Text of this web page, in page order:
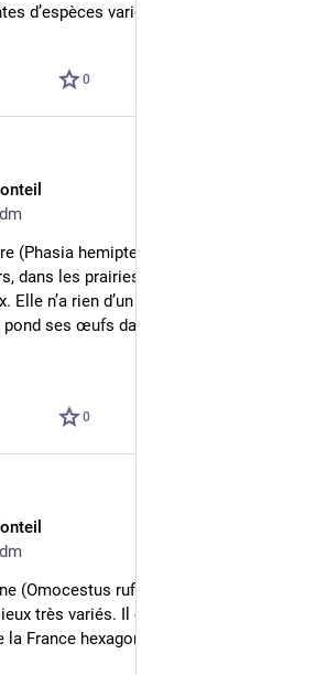
d’espèces variées.
0
(Phasia hemiptera) : cette mouche se
dans les prairies, les friches, les
Elle n’a rien d’un hémiptère, mais porte
ses œufs dans certaines espèces
0
(Omocestus rufipes) : le criquet noir
très variés. Il est moins présent
France hexagonale.